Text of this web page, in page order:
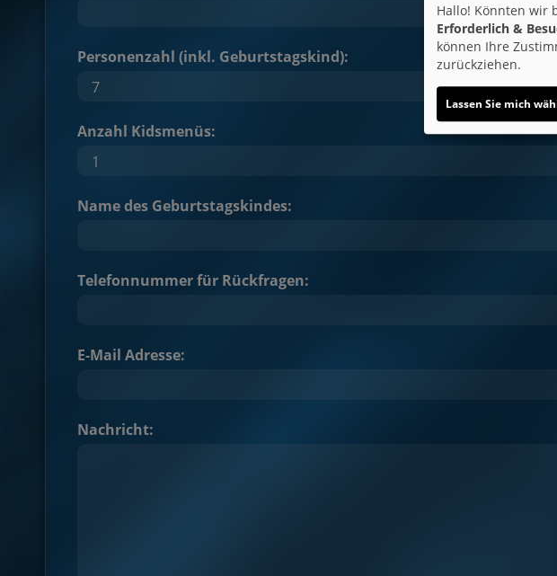
Personenzahl (inkl. Geburtstagskind):
Anzahl Kidsmenüs:
Name des Geburtstagskindes:
Telefonnummer für Rückfragen:
E-Mail Adresse:
Nachricht:
Hallo! Könnten wir
Erforderlich &
können Ihre
zurückziehen.
Lassen Sie mich